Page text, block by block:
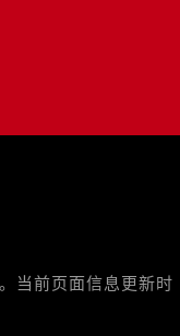
当前页面信息更新时